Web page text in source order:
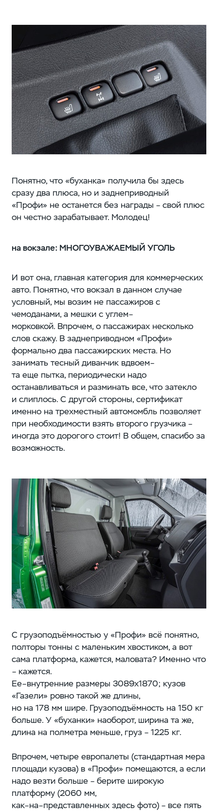
Понятно, что «буханка» получила бы здесь
сразу два плюса, но и заднеприводный
«Профи» не останется без награды – свой плюс
он честно зарабатывает. Молодец!
на вокзале: МНОГОУВАЖАЕМЫЙ УГОЛЬ
И вот она, главная категория для коммерческих
авто. Понятно, что вокзал в данном случае
условный, мы возим не пассажиров с
чемоданами, а мешки с углем–
морковкой. Впрочем, о пассажирах несколько
слов скажу. В заднеприводном «Профи»
формально два пассажирских места. Но
занимать тесный диванчик вдвоем–
та еще пытка, периодически надо
останавливаться и разминать все, что затекло
и слиплось. С другой стороны, сертификат
именно на трехместный автомомбль позволяет
при необходимости взять второго грузчика –
иногда это дорогого стоит! В общем, спасибо за
возможность.
С грузоподъёмностью у «Профи» всё понятно,
полторы тонны с маленьким хвостиком, а вот
сама платформа, кажется, маловата? Именно что
– кажется.
Ее–внутренние размеры 3089х1870; кузов
«Газели» ровно такой же длины,
но на 178 мм шире. Грузоподъёмность на 150 кг
больше. У «буханки» наоборот, ширина та же,
длина на полметра меньше, груз – 1225 кг.
Впрочем, четыре европалеты (стандартная мера
площади кузова) в «Профи» помещаются, а если
надо везти больше – берите широкую
платформу (2060 мм,
как–на–представленных здесь фото) – все пять